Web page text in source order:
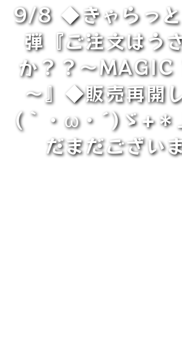
9/8 ◆きゃらっ
弾『ご注文はう
か？？～
～』◆販売再開
(｀・ω・´)ゞ+＊
だまだござい